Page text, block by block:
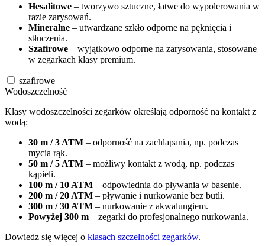
Hesalitowe – tworzywo sztuczne, łatwe do wypolerowania w
razie zarysowań.
Mineralne – utwardzane szkło odporne na pęknięcia i
stłuczenia.
Szafirowe – wyjątkowo odporne na zarysowania, stosowane
w zegarkach klasy premium.
szafirowe
Wodoszczelność
Klasy wodoszczelności zegarków określają odporność na kontakt z
wodą:
30 m / 3 ATM – odporność na zachlapania, np. podczas
mycia rąk.
50 m / 5 ATM – możliwy kontakt z wodą, np. podczas
kąpieli.
100 m / 10 ATM – odpowiednia do pływania w basenie.
200 m / 20 ATM – pływanie i nurkowanie bez butli.
300 m / 30 ATM – nurkowanie z akwalungiem.
Powyżej 300 m – zegarki do profesjonalnego nurkowania.
Dowiedz się więcej o klasach szczelności zegarków.